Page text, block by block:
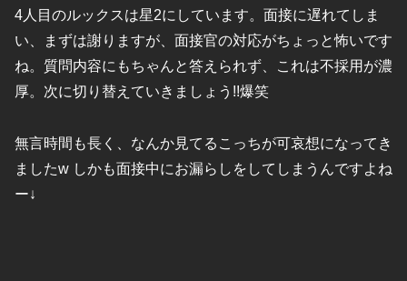
4人目のルックスは星2にしています。面接に遅れてしま
い、まずは謝りますが、面接官の対応がちょっと怖いです
ね。質問内容にもちゃんと答えられず、これは不採用が濃
厚。次に切り替えていきましょう!!爆笑
無言時間も長く、なんか見てるこっちが可哀想になってき
ましたw しかも面接中にお漏らしをしてしまうんですよね
ー↓